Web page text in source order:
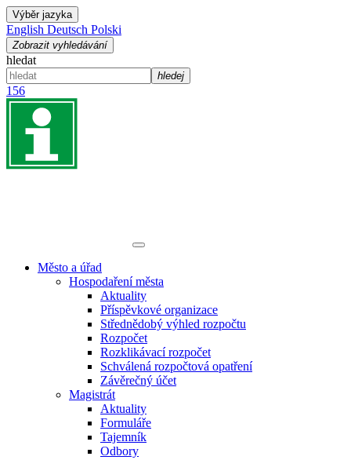
Výběr jazyka
English Deutsch Polski
Zobrazit vyhledávání
hledat
hledej
156
Město a úřad
Hospodaření města
Aktuality
Příspěvkové organizace
Střednědobý výhled rozpočtu
Rozpočet
Rozklikávací rozpočet
Schválená rozpočtová opatření
Závěrečný účet
Magistrát
Aktuality
Formuláře
Tajemník
Odbory